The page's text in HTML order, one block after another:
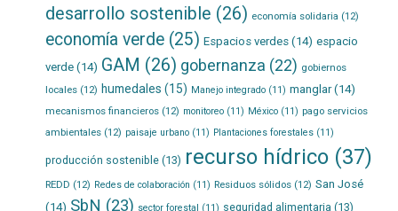
desarrollo sostenible (26) economía solidaria (12)
economía verde(25) Espacios verdes(14) espacio
verde(14) GAM (26) gobernanza (22) gobiernos
locales(12) humedales (15) Manejo integrado(11) manglar(14)
mecanismos financieros(12) monitoreo(11) México(11) pago servicios
ambientales(12) paisaje urbano(11) Plantaciones forestales(11)
producción sostenible(13) recurso hídrico(37)
REDD (12) Redes de colaboración (11) Residuos sólidos(12) San José
(14) SbN (23) sector forestal (11) seguridad alimentaria (13)